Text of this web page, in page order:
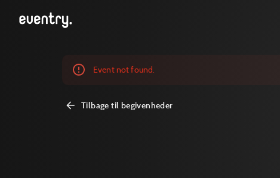
Event not found.
Tilbage til begivenheder